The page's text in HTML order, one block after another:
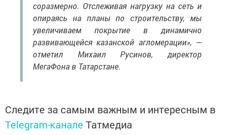
соразмерно. Отслеживая нагрузку на сеть и
опираясь на планы по строительству, мы
увеличиваем покрытие в динамично
развивающейся казанской агломерации», —
отметил Михаил Русинов, директор
МегаФона в Татарстане.
Следите за самым важным и интересным в
Telegram-канале Татмедиа